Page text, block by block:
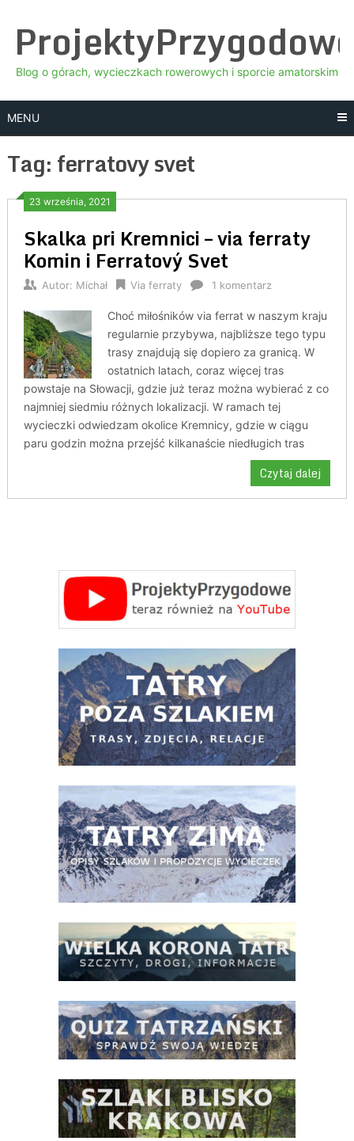
content
Blog o górach, wycieczkach rowerowych i sporcie amatorskim
MENU
Tag:ferratovy svet
23 września, 2021
Skalka pri Kremnici – via ferraty
Komin i Ferratový Svet
Autor: Michał Via ferraty 1 komentarz
Choć miłośników via ferrat w naszym kraju
regularnie przybywa, najbliższe tego typu
trasy znajdują się dopiero za granicą. W
ostatnich latach, coraz więcej tras
powstaje na Słowacji, gdzie już teraz można wybierać z co
najmniej siedmiu różnych lokalizacji. W ramach tej
wycieczki odwiedzam okolice Kremnicy, gdzie w ciągu
paru godzin można przejść kilkanaście niedługich tras
Czytaj dalej